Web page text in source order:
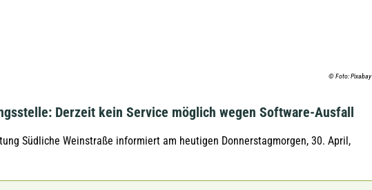
© Foto: Pixabay
Derzeit kein Service möglich wegen Software-Ausfall
Südliche Weinstraße informiert am heutigen Donnerstagmorgen, 30. April,